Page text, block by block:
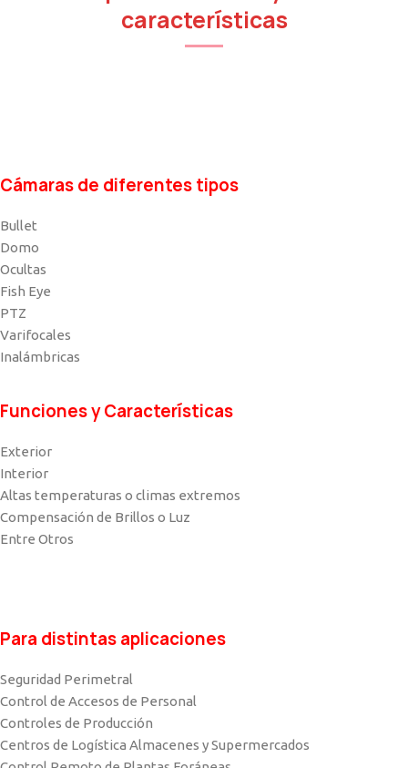
características
Cámaras de diferentes tipos
Bullet
Domo
Ocultas
Fish Eye
PTZ
Varifocales
Inalámbricas
Funciones y Características
Exterior
Interior
Altas temperaturas o climas extremos
Compensación de Brillos o Luz
Entre Otros
Para distintas aplicaciones
Seguridad Perimetral
Control de Accesos de Personal
Controles de Producción
Centros de Logística Almacenes y Supermercados